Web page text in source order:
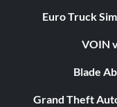
Euro Truck
VOIN
Blade
Grand Theft